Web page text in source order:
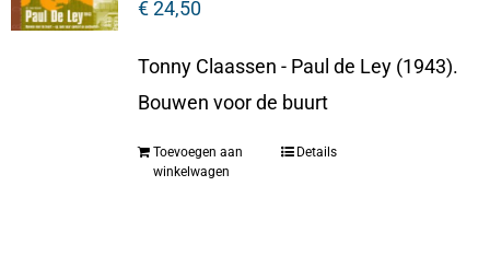
€24,50
Tonny Claassen - Paul de Ley (1943).
Bouwen voor de buurt
Toevoegen aan
winkelwagen
Details